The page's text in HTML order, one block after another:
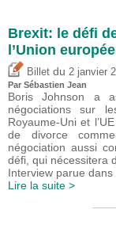
Brexit: le défi
l’Union
Billet du 2 janvier
Par Sébastien Jean
Boris Johnson a
négociations sur
Royaume-Uni et
de divorce
négociation aussi
défi, qui nécessitera
Interview parue dans
Lire la suite >